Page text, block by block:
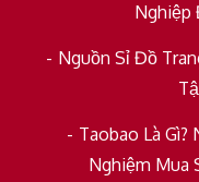
Nghiệp
Nguồn Sỉ Đồ
Taobao Là
Nghiệm Mua